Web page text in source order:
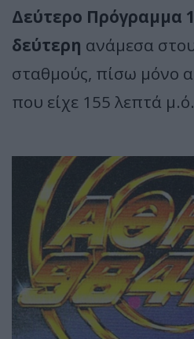
Δεύτερο Πρόγραμμα
δεύτερη ανάμεσα
σταθμούς, πίσω μόνο
που είχε 155 λεπτά μ.ό.